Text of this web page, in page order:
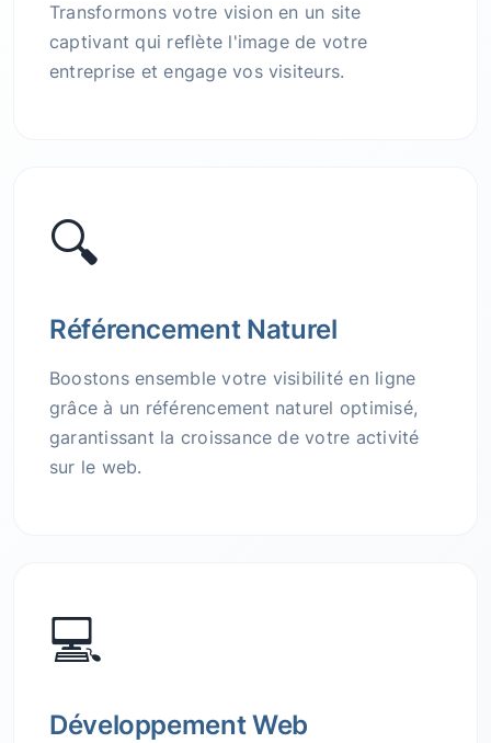
Transformons votre vision en un site
captivant qui reflète l'image de votre
entreprise et engage vos visiteurs.
🔍
Référencement Naturel
Boostons ensemble votre visibilité en ligne
grâce à un référencement naturel optimisé,
garantissant la croissance de votre activité
sur le web.
💻
Développement Web